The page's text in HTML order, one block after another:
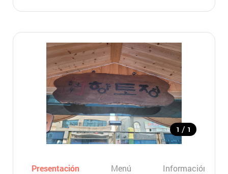
1 / 1
Presentación Menú Información